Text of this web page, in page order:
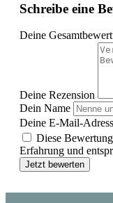
Schreibe eine
Deine
Deine Rezension
Dein Name
Deine E-Mail-
Diese
Erfahrung und
Jetzt bewerten